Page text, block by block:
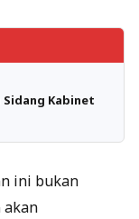
Kabinet
ini bukan
akan